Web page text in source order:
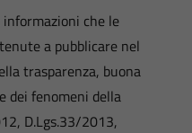
che le
a pubblicare nel
trasparenza, buona
dei fenomeni della
D.Lgs.33/2013,